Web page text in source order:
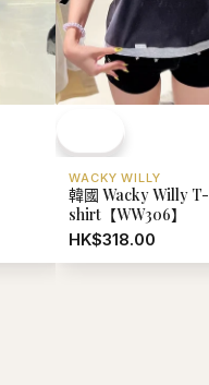
WACKY WILLY
韓國 Wacky Willy T-
shirt【WW306】
HK$318.00